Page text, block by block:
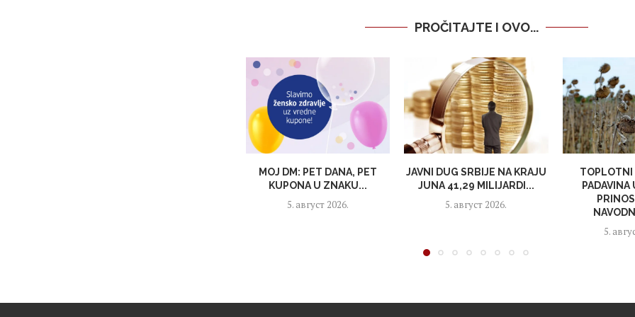
PROČITAJTE I OVO...
MOJ DM: PET DANA, PET
KUPONA U ZNAKU...
5. август 2026.
JAVNI DUG SRBIJE NA KRAJU
JUNA 41,29 MILIJARDI...
5. август 2026.
TOPLOTNI
PADAVINA
5.